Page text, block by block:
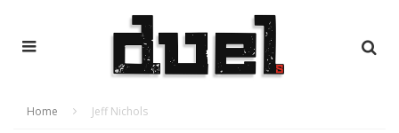
Home Jeff Nichols